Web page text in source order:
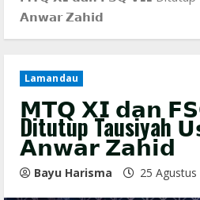
𝗔𝗻𝘄𝗮𝗿 𝗭𝗮𝗵𝗶𝗱
Lamandau
𝗠𝗧𝗤 𝗫𝗜 𝗱𝗮𝗻
Ditutup Tausiyah
𝗔𝗻𝘄𝗮𝗿 𝗭𝗮𝗵𝗶𝗱
Bayu Harisma 25 Agustus